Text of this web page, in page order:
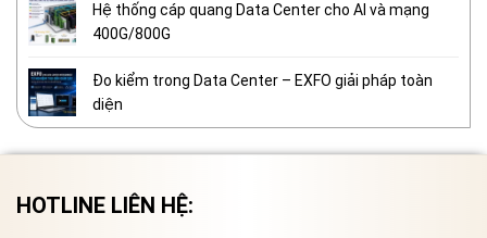
Hệ thống cáp quang Data Center cho AI và mạng
400G/800G
Đo kiểm trong Data Center – EXFO giải pháp toàn
diện
HOTLINE LIÊN HỆ: